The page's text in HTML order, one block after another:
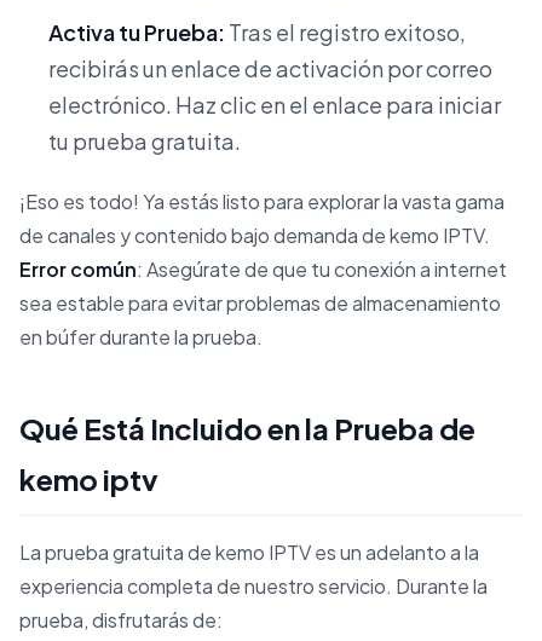
Activa tu Prueba: Tras el registro exitoso,
recibirás un enlace de activación por correo
electrónico. Haz clic en el enlace para iniciar
tu prueba gratuita.
¡Eso es todo! Ya estás listo para explorar la vasta gama
de canales y contenido bajo demanda de kemo IPTV.
Error común: Asegúrate de que tu conexión a internet
sea estable para evitar problemas de almacenamiento
en búfer durante la prueba.
Qué Está Incluido en la Prueba de
kemo iptv
La prueba gratuita de kemo IPTV es un adelanto a la
experiencia completa de nuestro servicio. Durante la
prueba, disfrutarás de: